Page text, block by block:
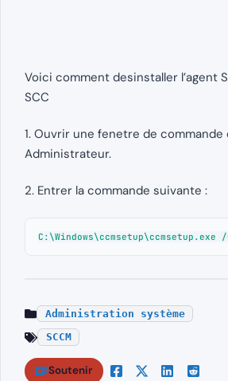
Voici comment desinstaller l’agent
SCC
1. Ouvrir une fenetre de commande
Administrateur.
2. Entrer la commande suivante :
Administration système
SCCM
Soutenir